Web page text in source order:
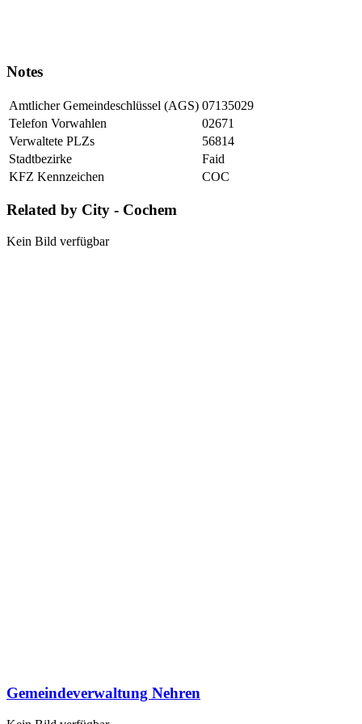
Notes
Amtlicher Gemeindeschlüssel (AGS) 07135029
Telefon Vorwahlen
02671
Verwaltete PLZs
56814
Stadtbezirke
Faid
KFZ Kennzeichen
COC
Related by City - Cochem
Kein Bild verfügbar
Gemeindeverwaltung Nehren